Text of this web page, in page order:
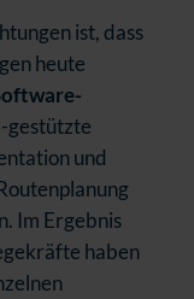
ist, dass
heute
gestützte
und
Im Ergebnis
haben